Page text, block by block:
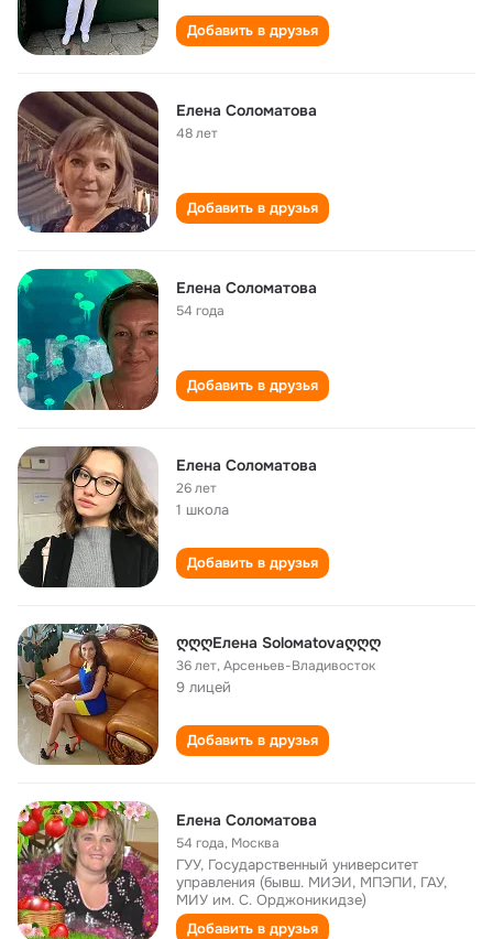
Добавить в друзья
Елена Соломатова
48 лет
Добавить в друзья
Елена Соломатова
54 года
Добавить в друзья
Елена Соломатова
26 лет
1 школа
Добавить в друзья
ღღღЕлена Sоlомаtоvаღღღ
36 лет,Арсеньев-Владивосток
9 лицей
Добавить в друзья
Елена Соломатова
54 года, Москва
ГУУ, Государственный университет
управления (бывш. МИЭИ, МПЭПИ, ГАУ,
МИУ им. С. Орджоникидзе)
Добавить в друзья